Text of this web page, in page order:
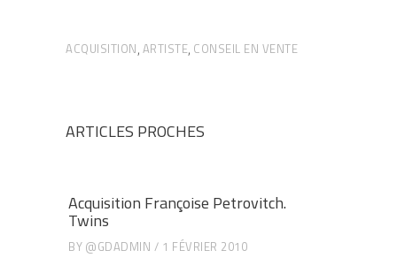
ACQUISITION, ARTISTE, CONSEIL EN VENTE
ARTICLES PROCHES
Acquisition Françoise Petrovitch.
Twins
BY @GDADMIN 1 FÉVRIER 2010